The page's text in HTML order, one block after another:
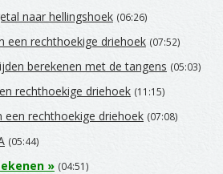
naar hellingshoek (06:26)
een rechthoekige driehoek (07:52)
berekenen met de tangens (05:03)
rechthoekige driehoek (11:15)
een rechthoekige driehoek (07:08)
(05:44)
» (04:51)